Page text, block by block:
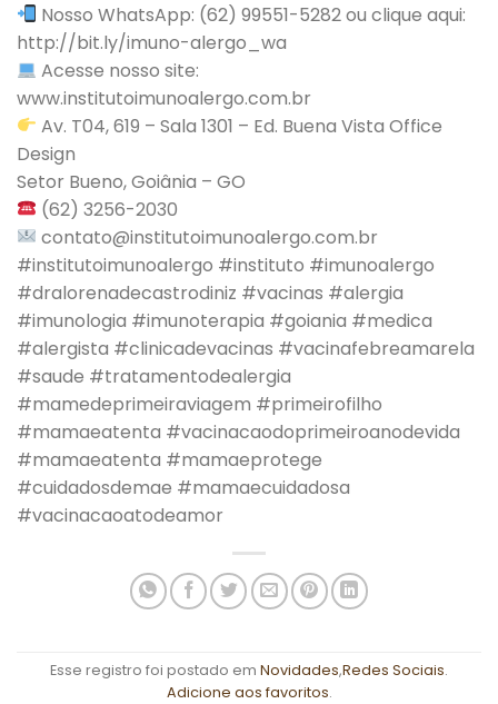
Nosso WhatsApp: (62) 99551-5282 ou clique aqui:
http://bit.ly/imuno-alergo_wa
Acesse nosso site:
www.institutoimunoalergo.com.br
Av. T04, 619 – Sala 1301 – Ed. Buena Vista Office
Design
Setor Bueno, Goiânia – GO
(62) 3256-2030
contato@institutoimunoalergo.com.br
#institutoimunoalergo #instituto #imunoalergo
#dralorenadecastrodiniz #vacinas #alergia
#imunologia #imunoterapia #goiania #medica
#alergista #clinicadevacinas #vacinafebreamarela
#saude #tratamentodealergia
#mamedeprimeiraviagem #primeirofilho
#mamaeatenta #vacinacaodoprimeiroanodevida
#mamaeatenta #mamaeprotege
#cuidadosdemae #mamaecuidadosa
#vacinacaoatodeamor
Esse registro foi postado em Novidades,Redes Sociais.
Adicione aos favoritos.